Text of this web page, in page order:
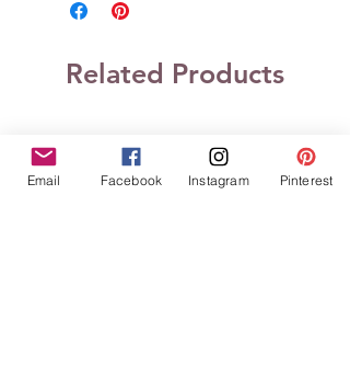
Related Products
Email Facebook Instagram Pinterest